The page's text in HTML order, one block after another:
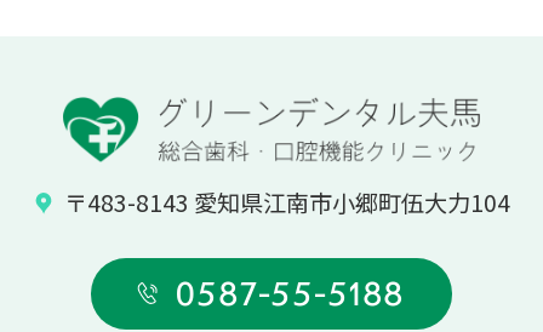
〒483-8143 愛知県江南市小郷町伍大力104
0587-55-5188